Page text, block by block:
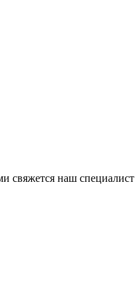
свяжется наш специалист